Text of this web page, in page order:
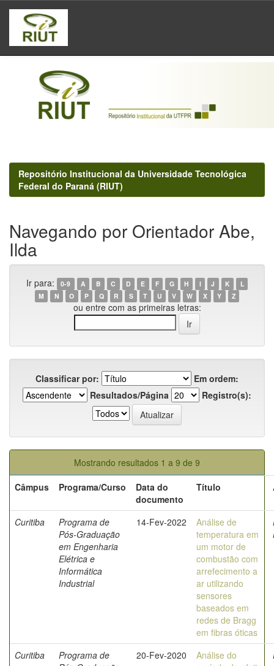
Skip
navigation
Repositório Institucional da Universidade Tecnológica
Federal do Paraná (RIUT)
Navegando por Orientador Abe,
Ilda
Ir para: 0-9 A B C D E F G H I J K
L
M
N O P Q R S T U V W X Y Z
ou entre com as primeiras letras:
Classificar por:
Em ordem:
Resultados/Página
Registro(s):
Mostrando resultados 1 a 9 de 9
Câmpus
Programa/Curso
Data do
documento
Título
Curitiba
Programa de
Pós-Graduação
em Engenharia
Elétrica e
Informática
Industrial
14-Fev-2022
Análise de
temperatura em
um motor de
combustão com
arrefecimento a
ar utilizando
sensores
baseados em
redes de Bragg
em fibras óticas
Curitiba
Programa de
20-Fev-2020
Análise do